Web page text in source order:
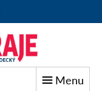
Menu